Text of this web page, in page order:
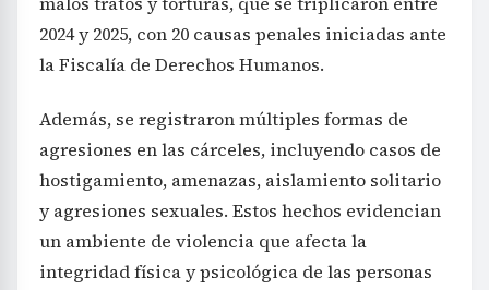
2024 y 2025, con 20 causas penales iniciadas ante
la Fiscalía de Derechos Humanos.
Además, se registraron múltiples formas de
agresiones en las cárceles, incluyendo casos de
hostigamiento, amenazas, aislamiento solitario
y agresiones sexuales. Estos hechos evidencian
un ambiente de violencia que afecta la
integridad física y psicológica de las personas